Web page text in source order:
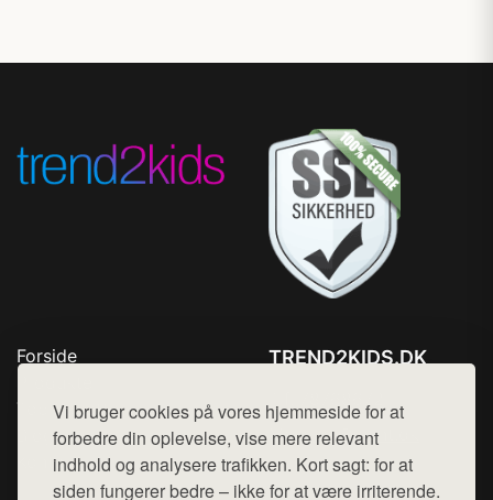
Vi bruger cookies på vores hjemmeside for at
forbedre din oplevelse, vise mere relevant
indhold og analysere trafikken. Kort sagt: for at
siden fungerer bedre – ikke for at være irriterende.
Forside
Top Rabatter
Blog
Kontakt
TREND2KIDS.DK
Mail: hej@want.dk
Cookie- og privatlivspolitik